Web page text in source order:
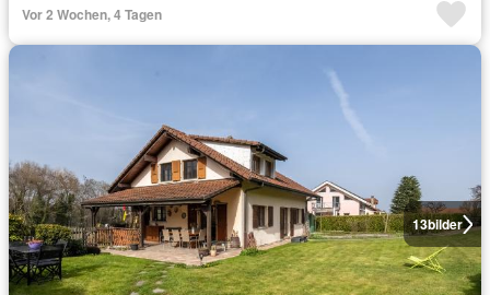
Vor 2 Wochen, 4 Tagen
13bilder